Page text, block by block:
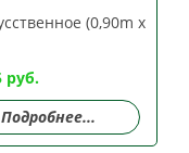
руб.
Подробнее...